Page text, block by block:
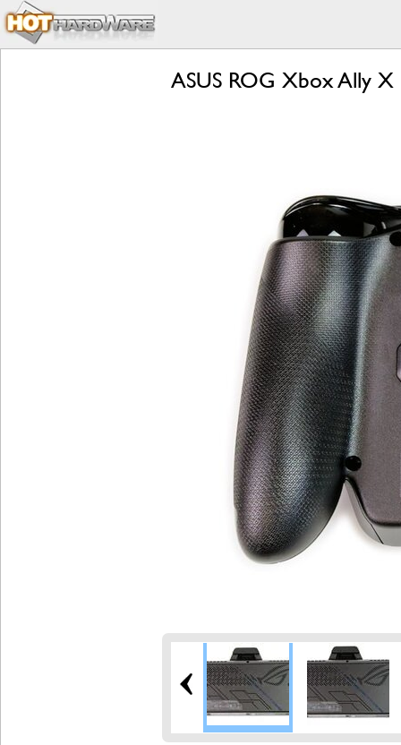
ASUS ROG Xbox Ally X